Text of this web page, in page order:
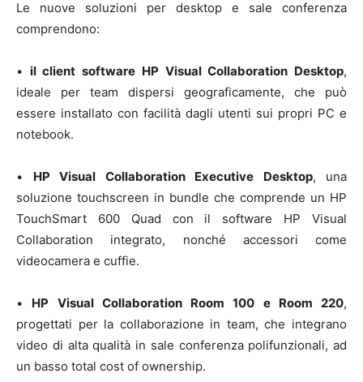
Le nuove soluzioni per desktop e sale conferenza
comprendono:
• il client software HP Visual Collaboration Desktop,
ideale per team dispersi geograficamente, che può
essere installato con facilità dagli utenti sui propri PC e
notebook.
• HP Visual Collaboration Executive Desktop, una
soluzione touchscreen in bundle che comprende un HP
TouchSmart 600 Quad con il software HP Visual
Collaboration integrato, nonché accessori come
videocamera e cuffie.
• HP Visual Collaboration Room 100 e Room 220,
progettati per la collaborazione in team, che integrano
video di alta qualità in sale conferenza polifunzionali, ad
un basso total cost of ownership.